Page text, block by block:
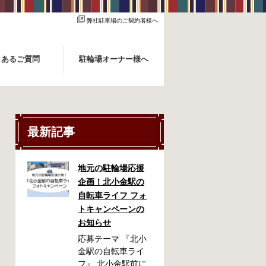
弊社駐車場のご契約者様へ
るご質問 駐輪場オーナー様へ
最新記事
地元の駐輪場応援
企画！北小金駅の
自転車ライフ フォ
トキャンペーンの
お知らせ
応募テーマ 『北小
金駅の自転車ライ
フ』 北小金駅前に